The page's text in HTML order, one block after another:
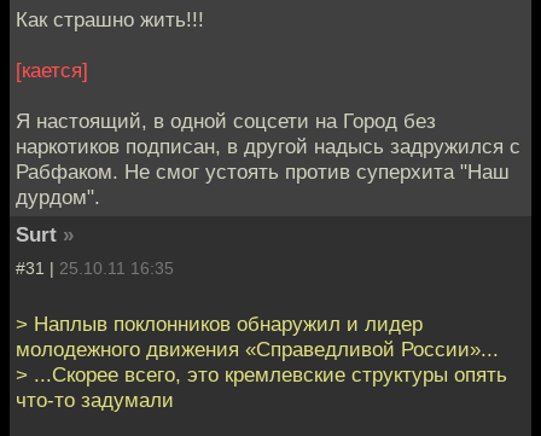
Как страшно жить!!!
[кается]
Я настоящий, в одной соцсети на Город без
наркотиков подписан, в другой надысь задружился с
Рабфаком. Не смог устоять против суперхита "Наш
дурдом".
Surt »
#31 | 25.10.11 16:35
> Наплыв поклонников обнаружил и лидер
молодежного движения «Справедливой России»...
> ...Скорее всего, это кремлевские структуры опять
что-то задумали